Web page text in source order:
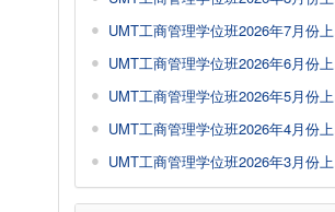
UMT工商管理学位班2026年7月份上课课程
UMT工商管理学位班2026年6月份上课课程
UMT工商管理学位班2026年5月份上课课程
UMT工商管理学位班2026年4月份上课通知
UMT工商管理学位班2026年3月份上课通知